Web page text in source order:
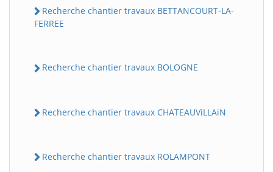
Recherche chantier travaux BETTANCOURT-LA-
FERREE
Recherche chantier travaux BOLOGNE
Recherche chantier travaux CHATEAUViLLAiN
Recherche chantier travaux ROLAMPONT